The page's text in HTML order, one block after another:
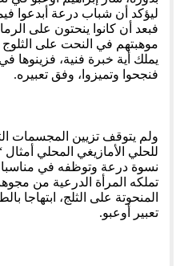
ليؤكد أن شباب درعة أبدعوا
فبعد أن كانوا ينحتون على
موهبتهم في النحت على
يملك أية خبرة فنية،
فنجحوا وتميزوا، وفق تعبيره.
ولم يتوقف تزيين المجسمات
للحلي الأمازيغي المحلي أمثال
نسوة درعة وتوظفه في
تملكه المرأة الدرعية من
المنحوتة على الثلج، ابتهاجا
تعبير أوعبو.